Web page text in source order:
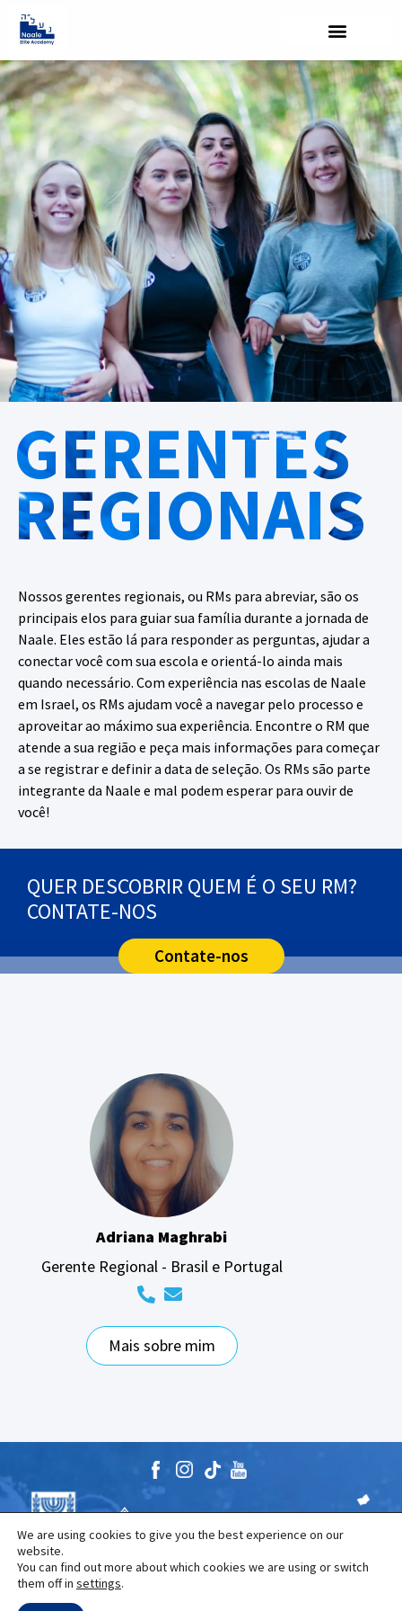
GERENTES
REGIONAIS
Nossos gerentes regionais, ou RMs para abreviar, são os
principais elos para guiar sua família durante a jornada de
Naale. Eles estão lá para responder as perguntas, ajudar a
conectar você com sua escola e orientá-lo ainda mais
quando necessário. Com experiência nas escolas de Naale
em Israel, os RMs ajudam você a navegar pelo processo e
aproveitar ao máximo sua experiência. Encontre o RM que
atende a sua região e peça mais informações para começar
a se registrar e definir a data de seleção. Os RMs são parte
integrante da Naale e mal podem esperar para ouvir de
você!
QUER DESCOBRIR QUEM É O SEU RM?
CONTATE-NOS
Contate-nos
Adriana Maghrabi
Gerente Regional - Brasil e Portugal
Mais sobre mim
The Naale Elite Academy program is jointly funded by the
We are using cookies to give you the best experience on our
website.
You can find out more about which cookies we are using or switch
them off in settings.